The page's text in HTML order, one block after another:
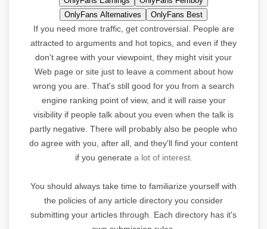
OnlyFans Alternatives
OnlyFans Best
If you need more traffic, get controversial. People are
attracted to arguments and hot topics, and even if they
don't agree with your viewpoint, they might visit your
Web page or site just to leave a comment about how
wrong you are. That's still good for you from a search
engine ranking point of view, and it will raise your
visibility if people talk about you even when the talk is
partly negative. There will probably also be people who
do agree with you, after all, and they'll find your content
if you generate a lot of interest.
You should always take time to familiarize yourself with
the policies of any article directory you consider
submitting your articles through. Each directory has it's